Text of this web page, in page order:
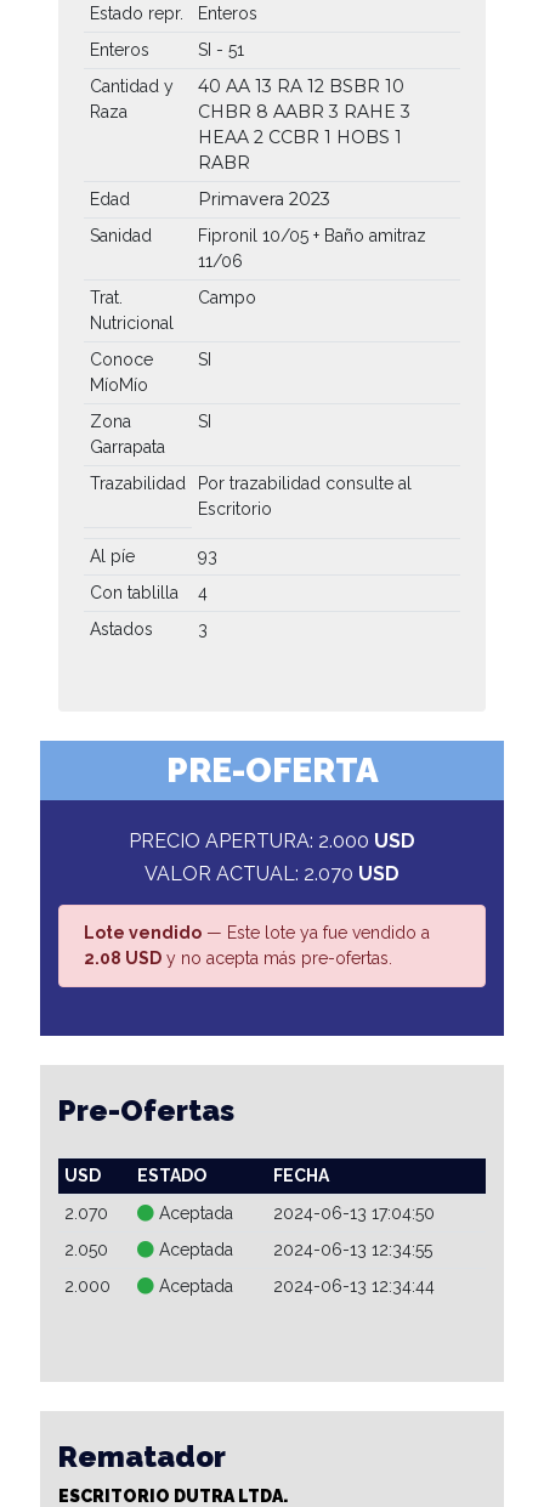
Estado repr.
Enteros
Enteros
SI - 51
Cantidad y
Raza
40 AA 13 RA 12 BSBR 10
CHBR 8 AABR3 RAHE3
HEAA 2 CCBR 1 HOBS 1
RABR
Edad Primavera 2023
Sanidad
Fipronil 10/05 + Baño amitraz
11/06
Trat.
Nutricional
Campo
Conoce
MíoMío
SI
Zona
Garrapata
SI
Trazabilidad
Por trazabilidad consulte al
Escritorio
Al píe
93
Con tablilla
4
Astados
3
PRE-OFERTA
PRECIO APERTURA: 2.000 USD
VALOR ACTUAL: 2.070 USD
Lote vendido — Este lote ya fue vendido a
2.08 USD y no acepta más pre-ofertas.
Pre-Ofertas
USD ESTADO
FECHA
2.070
Aceptada
2024-06-13 17:04:50
2.050
Aceptada
2024-06-13 12:34:55
2.000
Aceptada 2024-06-13 12:34:44
Rematador
ESCRITORIO DUTRA LTDA.